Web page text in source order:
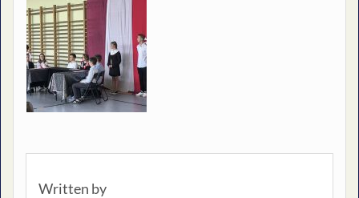
Written by